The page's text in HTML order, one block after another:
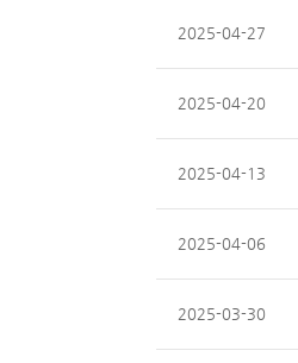
2025-04-27
2025-04-20
2025-04-13
2025-04-06
2025-03-30